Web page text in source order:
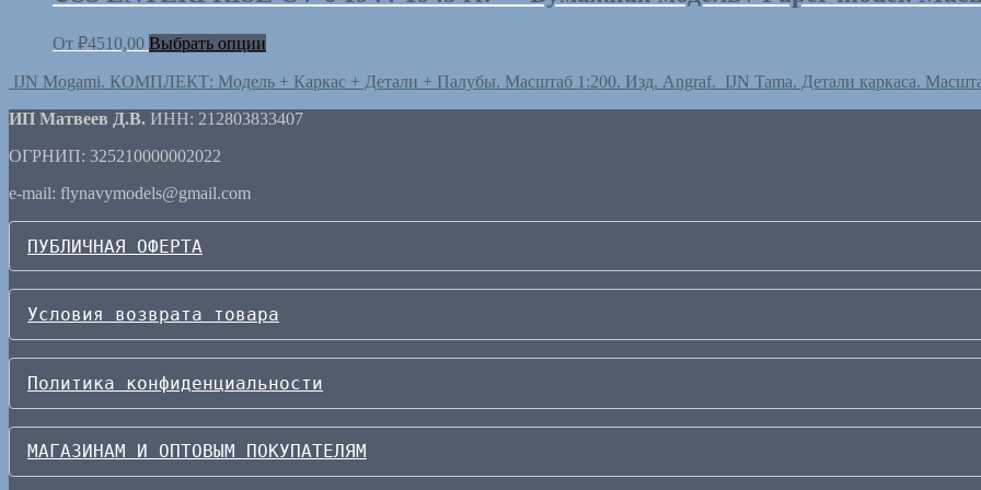
От ₽4510,00 Выбрать опции
IJN Mogami. КОМПЛЕКТ: Модель + Каркас + Детали + Палубы. Масштаб 1:200. Изд. Angraf. IJN Tama. Детали каркаса.
ИП Матвеев Д.В. ИНН: 212803833407
ОГРНИП: 325210000002022
e-mail: flynavymodels@gmail.com
ПУБЛИЧНАЯ ОФЕРТА
Условия возврата товара
Политика конфиденциальности
МАГАЗИНАМ И ОПТОВЫМ ПОКУПАТЕЛЯМ